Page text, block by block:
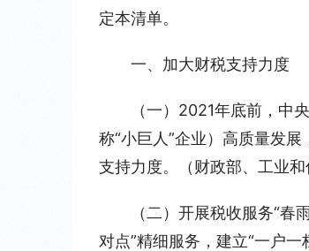
定本清单。
一、加大财税支持力度
（一）2021年底前，中
称“小巨人”企业）高质量发
支持力度。（财政部、工业和
（二）开展税收服务“春
对点”精细服务，建立“一户